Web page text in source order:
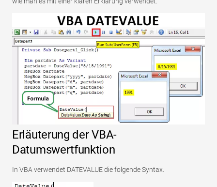
Erläuterung der VBA-
Datumswertfunktion
In VBA verwendet DATEVALUE die folgende Syntax.